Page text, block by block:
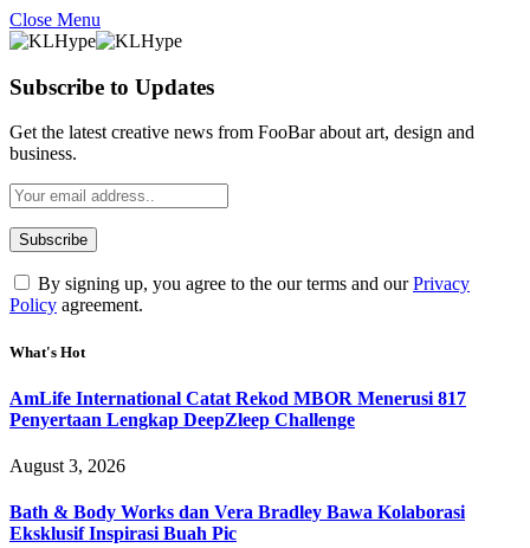
Close Menu
Subscribe to Updates
Get the latest creative news from FooBar about art, design and
business.
By signing up, you agree to the our terms and ourPrivacy
Policy agreement.
What's Hot
AmLife International Catat Rekod MBOR Menerusi 817
Penyertaan Lengkap DeepZleep Challenge
August 3, 2026
Bath & Body Works dan Vera Bradley Bawa Kolaborasi
Eksklusif Inspirasi Buah Pic